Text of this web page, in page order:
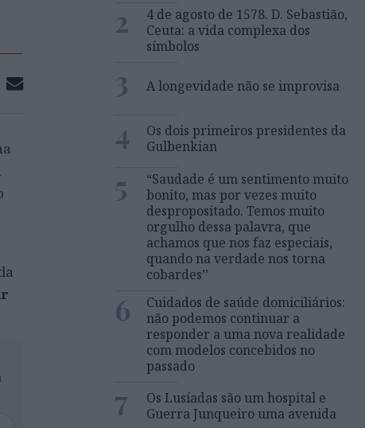
2
4 de agosto de 1578. D. Sebastião,
Ceuta: a vida complexa dos
símbolos
3 A longevidade não se improvisa
4
Os dois primeiros presidentes da
Gulbenkian
5
“Saudade é um sentimento muito
bonito, mas por vezes muito
despropositado. Temos muito
orgulho dessa palavra, que
achamos que nos faz especiais,
quando na verdade nos torna
cobardes’’
6
Cuidados de saúde domiciliários:
não podemos continuar a
responder a uma nova realidade
com modelos concebidos no
passado
7
Os Lusíadas são um hospital e
Guerra Junqueiro uma avenida